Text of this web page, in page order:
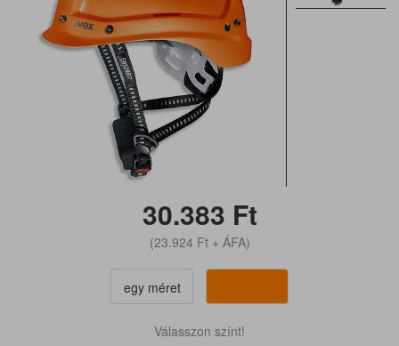
30.383 Ft
(23.924 Ft+ ÁFA)
egy méret
Válasszon színt!